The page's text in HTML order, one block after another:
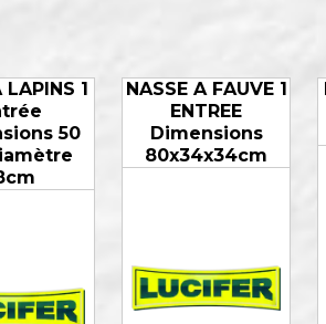
1
50
NASSE A FAUVE 1
ENTREE
Dimensions
80x34x34cm